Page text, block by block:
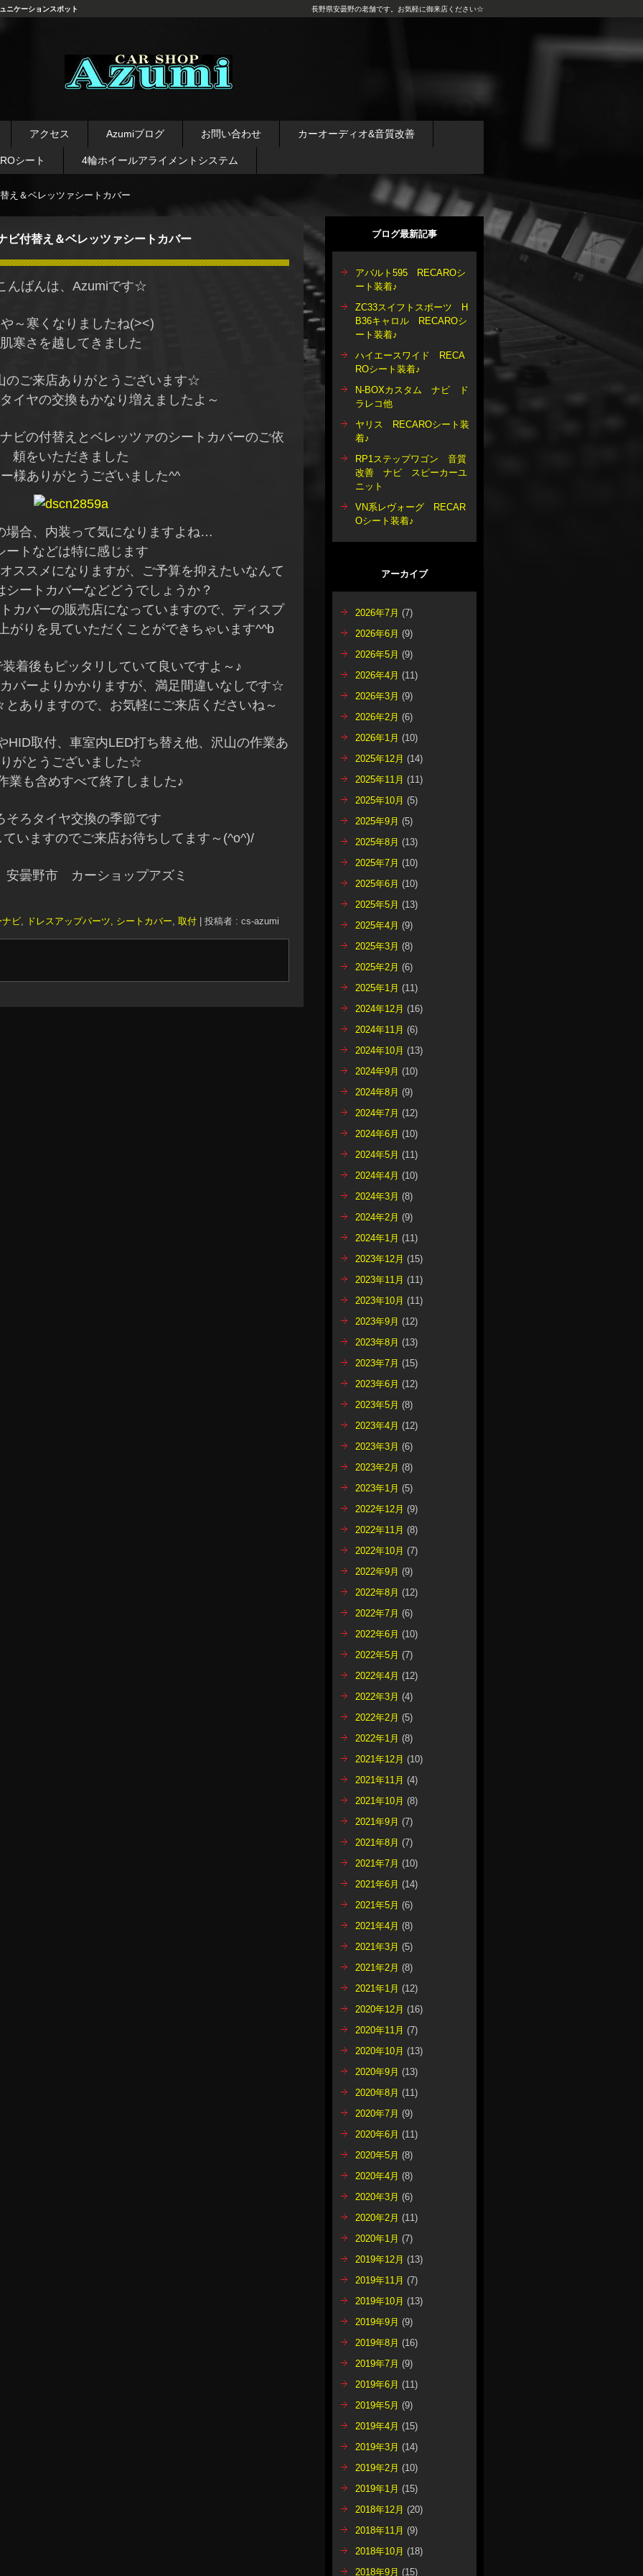
イール デッドニング カーオ
ーディオ レカロシート
ニケーションスポット 長野県安曇野の老舗です。お気軽に御来店ください☆
アクセス Azumiブログ お問い合わせ カーオーディオ&音質改善
シート 4輪ホイールアライメントシステム
え＆ベレッツァシートカバー
付替え＆ベレッツァシートカバー
んばんは、Azumiです☆
～寒くなりましたね(><)
肌寒さを越してきました
のご来店ありがとうございます☆
イヤの交換もかなり増えましたよ～
ビの付替えとベレッツァのシートカバーのご依
頼をいただきました
様ありがとうございました^^
場合、内装って気になりますよね…
ートなどは特に感じます
ススメになりますが、ご予算を抑えたいなんて
シートカバーなどどうでしょうか？
カバーの販売店になっていますので、ディスプ
がりを見ていただくことができちゃいます^^b
着後もピッタリしていて良いですよ～♪
バーよりかかりますが、満足間違いなしです☆
とありますので、お気軽にご来店くださいね～
HID取付、車室内LED打ち替え他、沢山の作業あ
りがとうございました☆
業も含めすべて終了しました♪
そろタイヤ交換の季節です
いますのでご来店お待ちしてます～(^o^)/
曇野市 カーショップアズミ
ナビ, ドレスアップパーツ, シートカバー, 取付 投稿者 : cs-azumi
ブログ最新記事
アバルト595 RECAROシ
ート装着♪
ZC33スイフトスポーツ H
B36キャロル RECAROシ
ート装着♪
ハイエースワイド RECA
ROシート装着♪
N-BOXカスタム ナビ ド
ラレコ他
ヤリス RECAROシート装
着♪
RP1ステップワゴン 音質
改善 ナビ スピーカーユ
ニット
VN系レヴォーグ RECAR
Oシート装着♪
アーカイブ
2026年7月 (7)
2026年6月 (9)
2026年5月 (9)
2026年4月 (11)
2026年3月 (9)
2026年2月 (6)
2026年1月 (10)
2025年12月 (14)
2025年11月 (11)
2025年10月 (5)
2025年9月 (5)
2025年8月 (13)
2025年7月 (10)
2025年6月 (10)
2025年5月 (13)
2025年4月 (9)
2025年3月 (8)
2025年2月 (6)
2025年1月 (11)
2024年12月 (16)
2024年11月 (6)
2024年10月 (13)
2024年9月 (10)
2024年8月 (9)
2024年7月 (12)
2024年6月 (10)
2024年5月 (11)
2024年4月 (10)
2024年3月 (8)
2024年2月 (9)
2024年1月 (11)
2023年12月 (15)
2023年11月 (11)
2023年10月 (11)
2023年9月 (12)
2023年8月 (13)
2023年7月 (15)
2023年6月 (12)
2023年5月 (8)
2023年4月 (12)
2023年3月 (6)
2023年2月 (8)
2023年1月 (5)
2022年12月 (9)
2022年11月 (8)
2022年10月 (7)
2022年9月 (9)
2022年8月 (12)
2022年7月 (6)
2022年6月 (10)
2022年5月 (7)
2022年4月 (12)
2022年3月 (4)
2022年2月 (5)
2022年1月 (8)
2021年12月 (10)
2021年11月 (4)
2021年10月 (8)
2021年9月 (7)
2021年8月 (7)
2021年7月 (10)
2021年6月 (14)
2021年5月 (6)
2021年4月 (8)
2021年3月 (5)
2021年2月 (8)
2021年1月 (12)
2020年12月 (16)
2020年11月 (7)
2020年10月 (13)
2020年9月 (13)
2020年8月 (11)
2020年7月 (9)
2020年6月 (11)
2020年5月 (8)
2020年4月 (8)
2020年3月 (6)
2020年2月 (11)
2020年1月 (7)
2019年12月 (13)
2019年11月 (7)
2019年10月 (13)
2019年9月 (9)
2019年8月 (16)
2019年7月 (9)
2019年6月 (11)
2019年5月 (9)
2019年4月 (15)
2019年3月 (14)
2019年2月 (10)
2019年1月 (15)
2018年12月 (20)
2018年11月 (9)
2018年10月 (18)
2018年9月 (15)